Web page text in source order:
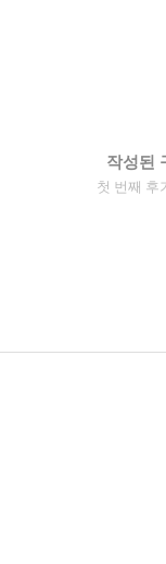
작성된
첫 번째 후